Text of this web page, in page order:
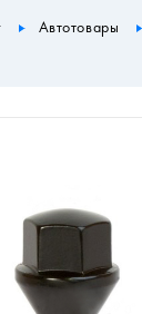
Автотовары